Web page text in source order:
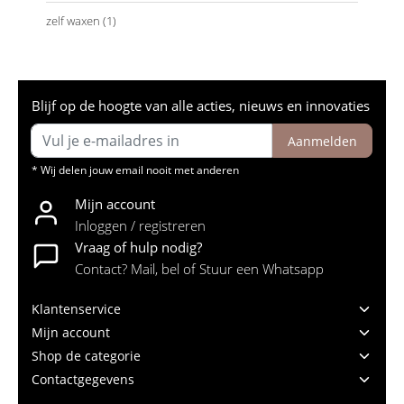
zelf waxen (1)
Blijf op de hoogte van alle acties, nieuws en innovaties
Aanmelden
* Wij delen jouw email nooit met anderen
Mijn account
Inloggen / registreren
Vraag of hulp nodig?
Contact? Mail, bel of Stuur een Whatsapp
Klantenservice
Mijn account
Shop de categorie
Contactgegevens